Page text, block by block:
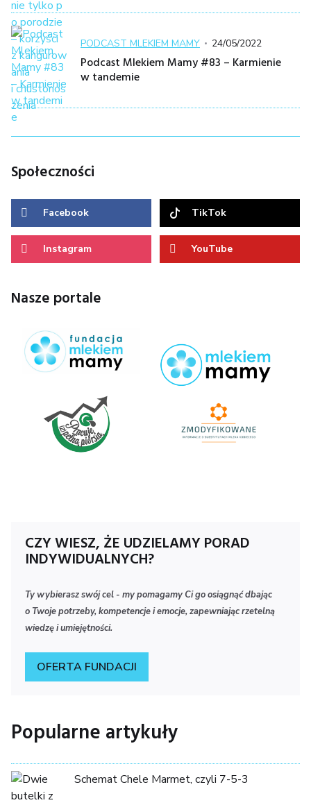
Kategoria
PODCAST MLEKIEM MAMY
Posted
on
24/05/2022
Podcast Mlekiem Mamy #83 – Karmienie
w tandemie
Społeczności
Facebook TikTok
Instagram YouTube
Nasze portale
CZY WIESZ, ŻE UDZIELAMY PORAD
INDYWIDUALNYCH?
Ty wybierasz swój cel - my pomagamy Ci go osiągnąć dbając
o Twoje potrzeby, kompetencje i emocje, zapewniając rzetelną
wiedzę i umiejętności.
OFERTA FUNDACJI
Popularne artykuły
Schemat Chele Marmet, czyli 7-5-3